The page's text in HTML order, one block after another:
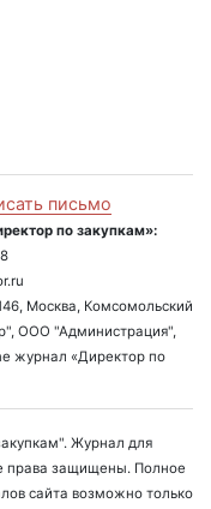
письмо
по закупкам»:
Москва, Комсомольский
ООО "Администрация",
журнал «Директор по
Журнал для
права защищены. Полное
сайта возможно только